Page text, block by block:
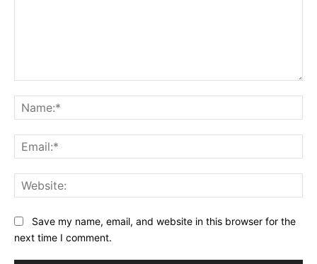
Save my name, email, and website in this browser for the
next time I comment.